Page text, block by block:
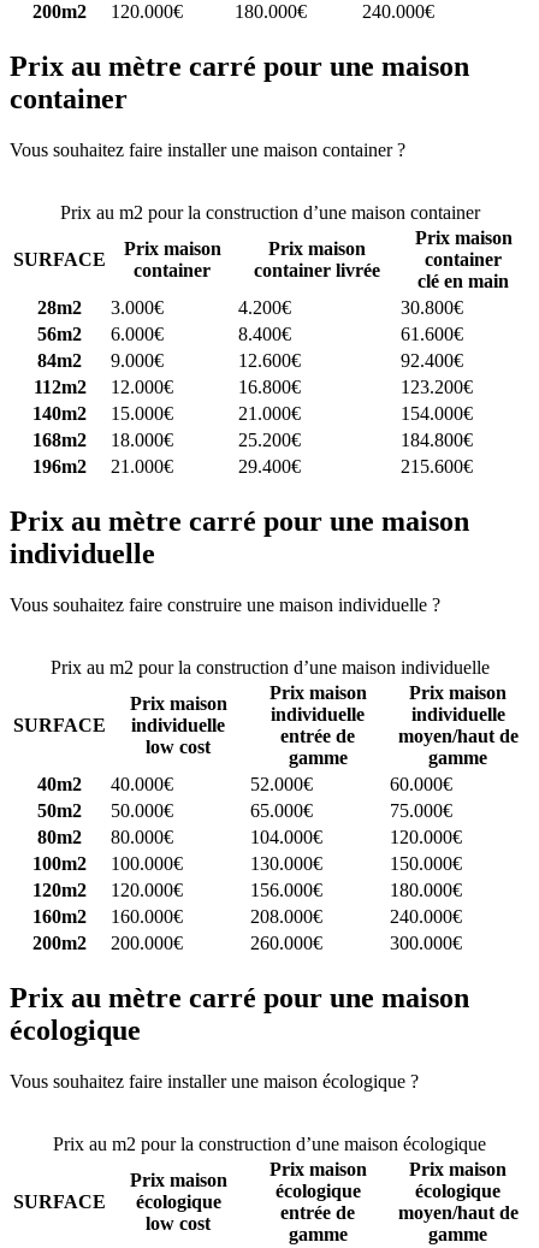
200m2
120.000€ 180.000€ 240.000€
Prix au mètre carré pour une maison
container
Vous souhaitez faire installer une maison container ?
Prix au m2 pour la construction d’une maison container
SURFACE
Prix maison
container
Prix maison
container livrée
Prix maison
container
clé en main
28m2
3.000€ 4.200€
30.800€
56m2
6.000€ 8.400€
61.600€
84m2
9.000€ 12.600€
92.400€
112m2
12.000€ 16.800€
123.200€
140m2
15.000€ 21.000€
154.000€
168m2
18.000€ 25.200€
184.800€
196m2
21.000€ 29.400€ 215.600€
Prix au mètre carré pour une maison
individuelle
Vous souhaitez faire construire une maison individuelle ?
Prix au m2 pour la construction d’une maison individuelle
SURFACE
Prix maison
individuelle
low cost
Prix maison
individuelle
entrée de
gamme
Prix maison
individuelle
moyen/haut de
gamme
40m2
40.000€ 52.000€
60.000€
50m2
50.000€ 65.000€
75.000€
80m2
80.000€ 104.000€
120.000€
100m2
100.000€ 130.000€
150.000€
120m2
120.000€ 156.000€
180.000€
160m2
160.000€ 208.000€
240.000€
200m2
200.000€ 260.000€ 300.000€
Prix au mètre carré pour une maison
écologique
Vous souhaitez faire installer une maison écologique ?
Prix au m2 pour la construction d’une maison écologique
SURFACE
Prix maison
écologique
low cost
Prix maison
écologique
entrée de
gamme
Prix maison
écologique
moyen/haut de
gamme